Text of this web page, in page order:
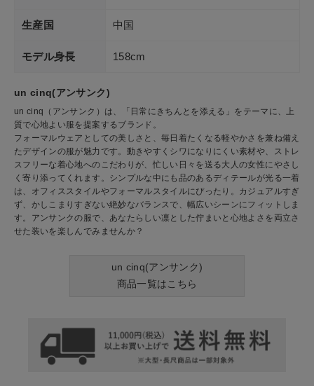
生産国 中国
モデル身長 158cm
un cinq(アンサンク)
un cinq（アンサンク）は、「日常にきちんとを添える」をテーマに、上
質で心地よい服を提案するブランド。
フォーマルウェアとしての美しさと、毎日着たくなる軽やかさを兼ね備え
たデザインの服が魅力です。動きやすくシワになりにくい素材や、ストレ
スフリーな着心地へのこだわりが、忙しい日々を送る大人の女性にやさし
く寄り添ってくれます。シンプルな中にも品のあるディテールが光る一着
は、オフィススタイルやフォーマルスタイルにぴったり。カジュアルすぎ
ず、かしこまりすぎない絶妙なバランスで、幅広いシーンにフィットしま
す。アンサンクの服で、あなたらしい凛とした佇まいと心地よさを両立さ
せた装いを楽しんでみませんか？
un cinq(アンサンク)
商品一覧はこちら